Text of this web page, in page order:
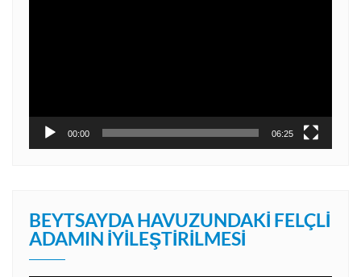
00:00 06:25
BEYTSAYDA HAVUZUNDAKI FELÇLI
ADAMIN İYILEŞTIRILMESI